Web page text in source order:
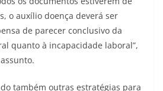
o auxílio doença deverá ser
de parecer conclusivo da
quanto à incapacidade laboral”,
também outras estratégias para